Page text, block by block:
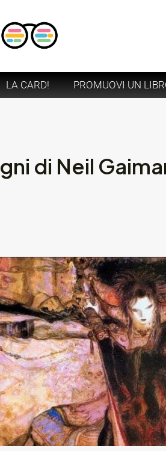
LA CARD! PROMUOVI UN
di Neil